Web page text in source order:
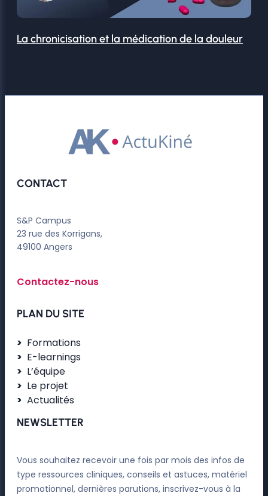
La chronicisation et la médication de la douleur
CONTACT
S&P Campus
23 rue des Korrigans,
49100 Angers
Contactez-nous
PLAN DU SITE
Formations
E-learnings
L’équipe
Le projet
Actualités
NEWSLETTER
Vous souhaitez recevoir une fois par mois des infos de
type ressources cliniques, conseils et astuces, matériel
promotionnel, dernières parutions, inscrivez-vous à la